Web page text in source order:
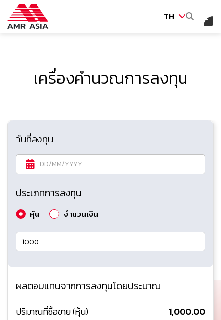
TH
เครื่องคำนวณการลงทุน
วันที่ลงทุน
ประเภทการลงทุน
หุ้น จำนวนเงิน
ผลตอบแทนจากการลงทุนโดยประมาณ
ปริมาณที่ซื้อขาย (หุ้น) 1,000.00